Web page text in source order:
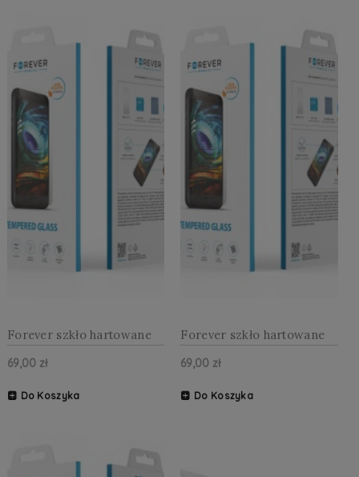
Forever szkło hartowane
2,5D do iPhone 16 Plus 6,7"
69,00 zł
Do Koszyka
Forever szkło hartowane
2,5D do Samsung Galaxy
S24 FE
69,00 zł
Do Koszyka